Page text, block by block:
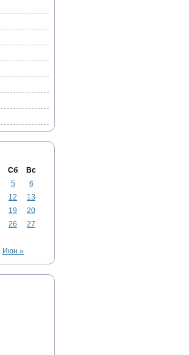
Сб Вс
Июн »
5
6
12
13
19
20
26
27